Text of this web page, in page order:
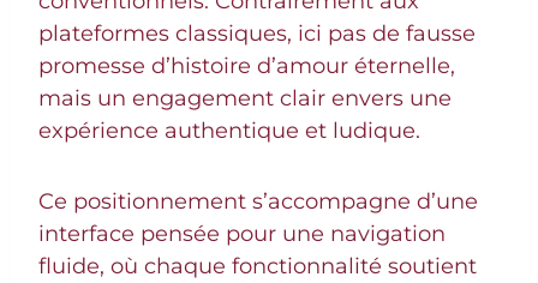
plateformes classiques, ici pas de fausse
promesse d’histoire d’amour éternelle,
mais un engagement clair envers une
expérience authentique et ludique.
Ce positionnement s’accompagne d’une
interface pensée pour une navigation
fluide, où chaque fonctionnalité soutient